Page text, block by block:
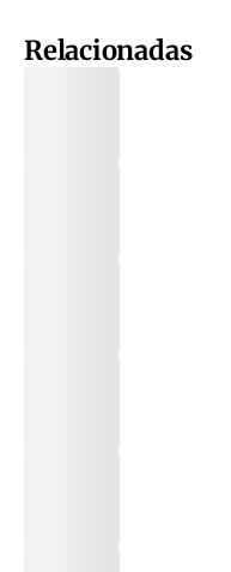
Relacionadas